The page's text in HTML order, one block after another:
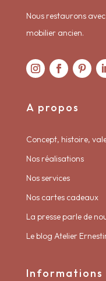
Nous restaurons
mobilier ancien.
A propos
Concept, histoire,
Nos réalisations
Nos services
Nos cartes cadeaux
La presse parle de
Le blog Atelier
Informations